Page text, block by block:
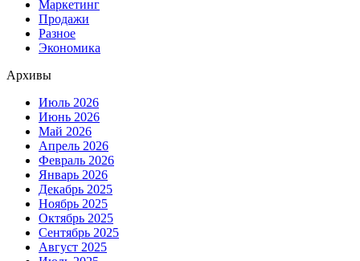
Маркетинг
Продажи
Разное
Экономика
Архивы
Июль 2026
Июнь 2026
Май 2026
Апрель 2026
Февраль 2026
Январь 2026
Декабрь 2025
Ноябрь 2025
Октябрь 2025
Сентябрь 2025
Август 2025